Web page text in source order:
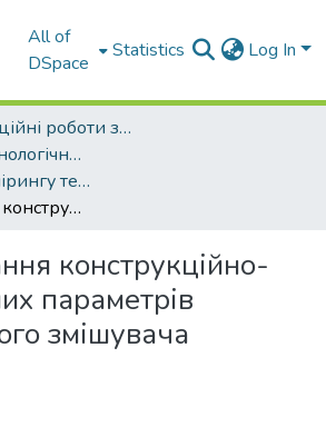
All of
DSpace
Statistics Log In
Кваліфікаційні роботи здобувачів вищої освіти
Інженерно-технологічний факультет
Кафедра інжинірингу технічних систем. Магістри
Обґрунтування конструкційно-технологічних параметрів гравітаційного змішувача комбікорму
конструкційно-
параметрів
змішувача